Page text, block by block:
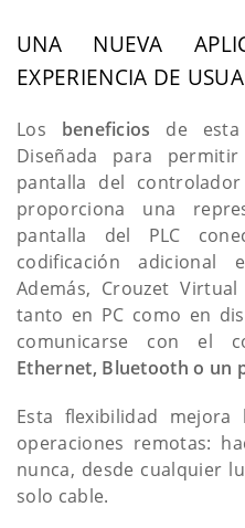
UNA NUEVA
EXPERIENCIA DE
Los beneficios de esta
Diseñada para
pantalla del
proporciona una
pantalla del PLC
codificación adicional
Además, Crouzet
tanto en PC como en
comunicarse con el
Ethernet, Bluetooth o un
Esta flexibilidad
operaciones remotas:
nunca, desde cualquier
solo cable.